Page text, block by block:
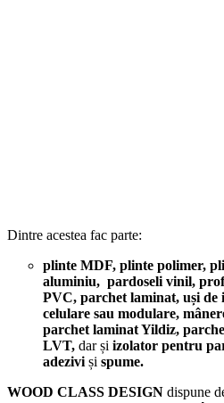
Dintre acestea fac parte:
plinte MDF, plinte polimer,
aluminiu, pardoseli vinil,
PVC, parchet laminat, uși de
celulare sau modulare,
parchet laminat Yildiz,
LVT, dar și izolator pentru
adezivi și spume.
WOOD CLASS DESIGN dispune